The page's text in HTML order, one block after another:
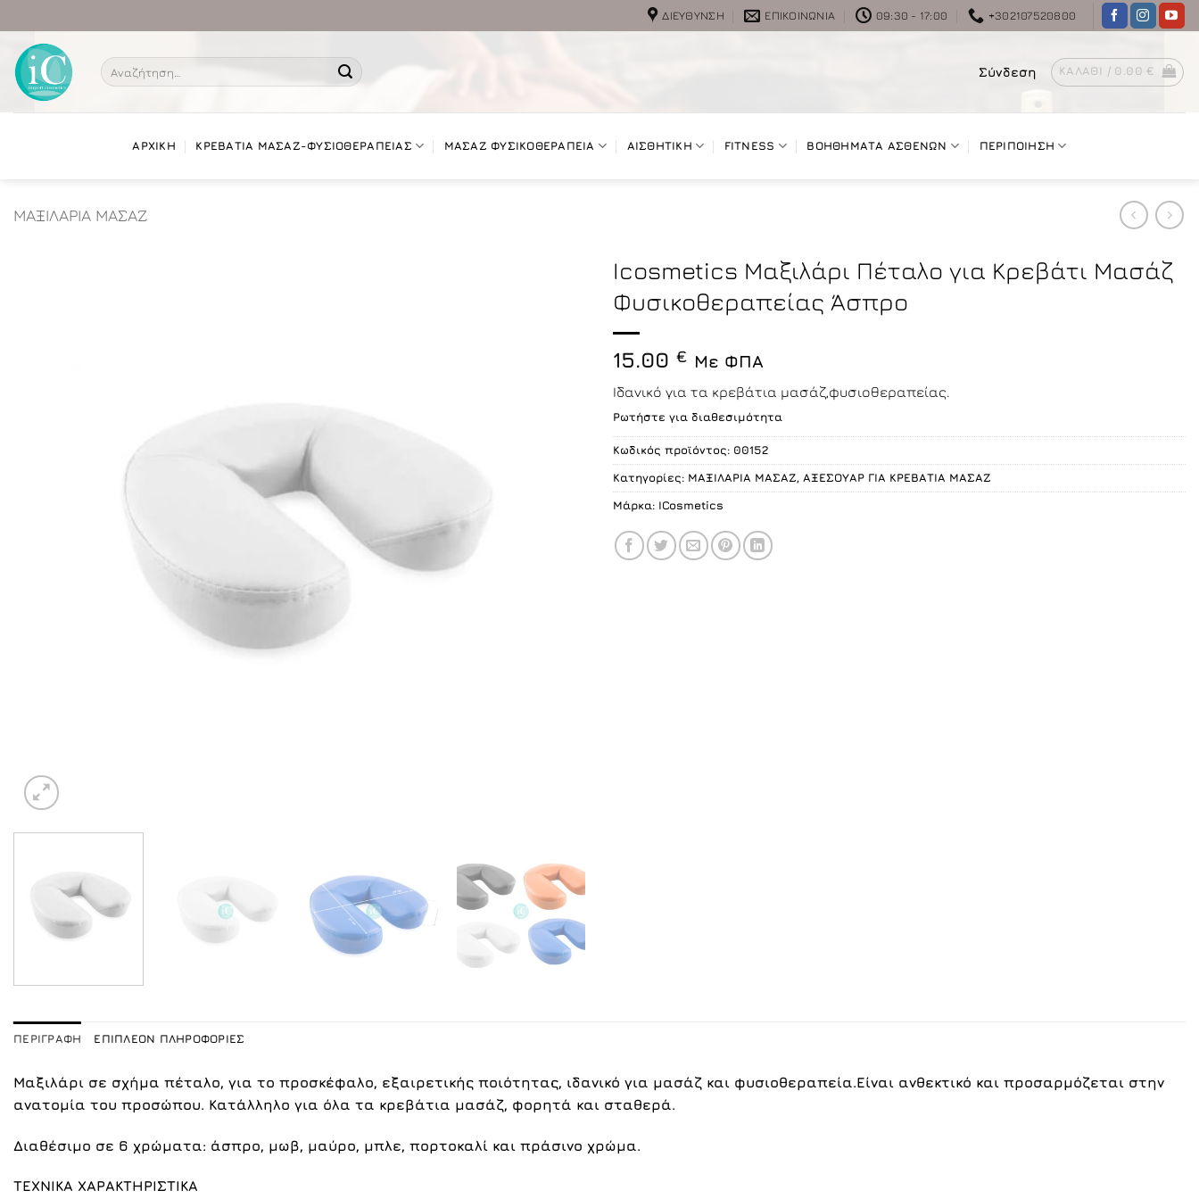
στο
περιεχόμενο
ΔΙΕΎΘΥΝΣΗ ΕΠΙΚΟΙΝΩΝΊΑ 09:30 - 17:00 +302107520800
Αναζήτηση
για:
Σύνδεση ΚΑΛΆΘΙ / 0.00 €
ΑΡΧΙΚΗ ΚΡΕΒΑΤΙΑ ΜΑΣΑΖ-ΦΥΣΙΟΘΕΡΑΠΕΙΑΣ ΜΑΣΑΖ ΦΥΣΙΚΟΘΕΡΑΠΕΙΑ ΑΙΣΘΗΤΙΚΗ FITNESS ΒΟΗΘΗΜΑΤΑ ΑΣΘΕΝΩΝ ΠΕΡΙΠΟΙΗΣΗ
ΜΑΞΙΛΑΡΙΑ ΜΑΣΑΖ
Icosmetics Μαξιλάρι Πέταλο για Κρεβάτι Μασάζ
Φυσικοθεραπείας Άσπρο
15.00 € Με ΦΠΑ
Ιδανικό για τα κρεβάτια μασάζ,φυσιοθεραπείας.
Ρωτήστε για διαθεσιμότητα
Κωδικός προϊόντος: 00152
Κατηγορίες: ΜΑΞΙΛΑΡΙΑ ΜΑΣΑΖ, ΑΞΕΣΟΥΑΡ ΓΙΑ ΚΡΕΒΑΤΙΑ ΜΑΣΑΖ
Μάρκα: ICosmetics
ΠΕΡΙΓΡΑΦΉ ΕΠΙΠΛΈΟΝ ΠΛΗΡΟΦΟΡΊΕΣ
Μαξιλάρι σε σχήμα πέταλο, για το προσκέφαλο, εξαιρετικής ποιότητας, ιδανικό για μασάζ και φυσιοθεραπεία.Είναι ανθεκτικό και προσαρμόζεται στην
ανατομία του προσώπου. Κατάλληλο για όλα τα κρεβάτια μασάζ, φορητά και σταθερά.
Διαθέσιμο σε 6 χρώματα: άσπρο, μωβ μαύρο μπλε πορτοκαλί και πράσινο χρώμα.
ΤΕΧΝΙΚΑ ΧΑΡΑΚΤΗΡΙΣΤΙΚΑ